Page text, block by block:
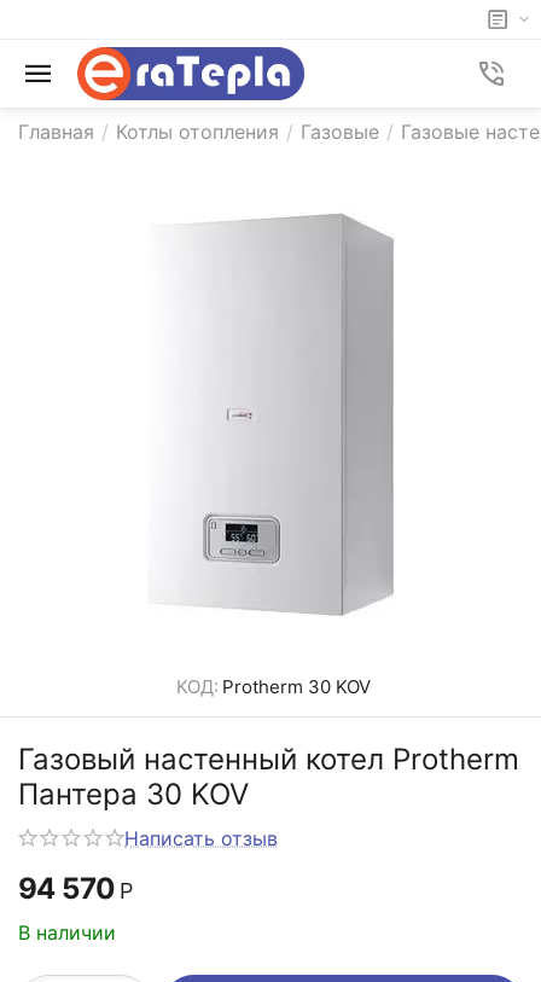
Главная / Котлы отопления / Газовые / Газовые
КОД: Protherm 30 KOV
Газовый настенный котел Protherm
Пантера 30 KOV
Написать отзыв
94 570 Р
В наличии